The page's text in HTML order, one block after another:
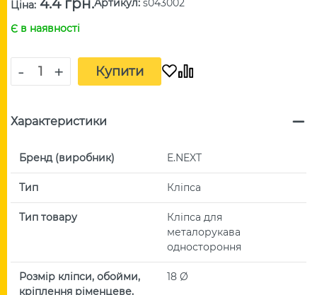
Ціна: Артикул: s043002
Є в наявності
- + Купити
Характеристики
Бренд (виробник) E.NEXT
Тип Кліпса
Тип товару
Кліпса для
металорукава
одностороння
Розмір кліпси, обойми,
кріплення ріменцеве,
18 Ø